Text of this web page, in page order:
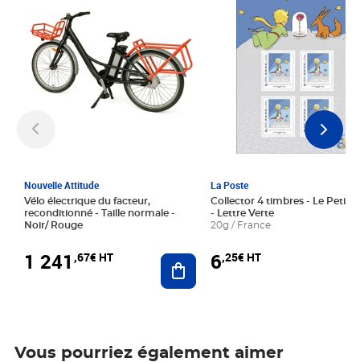
Nouvelle Attitude
Vélo électrique du facteur,
reconditionné - Taille normale -
Noir/ Rouge
1 241 ,67€ HT Ajouter au panier
La Poste
Collector 4 timbres - Le Petit
- Lettre Verte
20g / France
6,25€ HT
Vous pourriez également aimer